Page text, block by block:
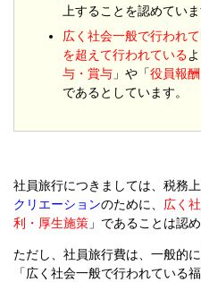
上することを認めていま
広く社会一般で行われ
を超えて行われている
与・賞与 」や「役員報酬
であるとしています。
社員旅行につきましては、税務
クリエーションのために、 広く
利・厚生施策 」であることは認
ただし、社員旅行費は、一般的に
「広く社会一般で行われている